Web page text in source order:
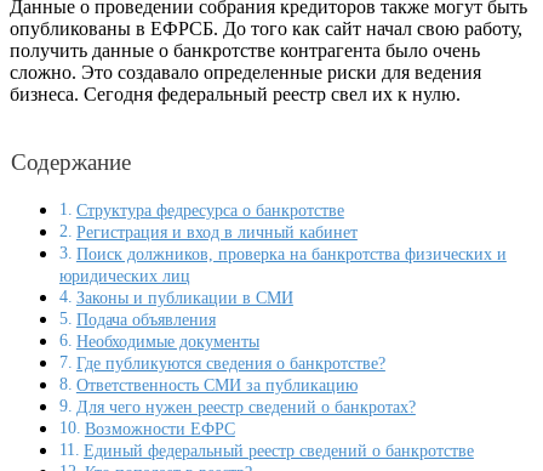
Данные о проведении собрания кредиторов также могут быть
опубликованы в ЕФРСБ. До того как сайт начал свою работу,
получить данные о банкротстве контрагента было очень
сложно. Это создавало определенные риски для ведения
бизнеса. Сегодня федеральный реестр свел их к нулю.
Содержание
Структура федресурса о банкротстве
Регистрация и вход в личный кабинет
Поиск должников, проверка на банкротства физических и
юридических лиц
Законы и публикации в СМИ
Подача объявления
Необходимые документы
Где публикуются сведения о банкротстве?
Ответственность СМИ за публикацию
Для чего нужен реестр сведений о банкротах?
Возможности ЕФРС
Единый федеральный реестр сведений о банкротстве